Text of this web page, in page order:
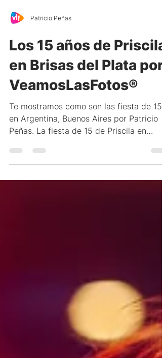
Los 15 años de Priscila
en Brisas del Plata por
VeamosLasFotos®
Te mostramos como son las fiesta de 15
en Argentina, Buenos Aires por Patricio
Peñas. La fiesta de 15 de Priscila en